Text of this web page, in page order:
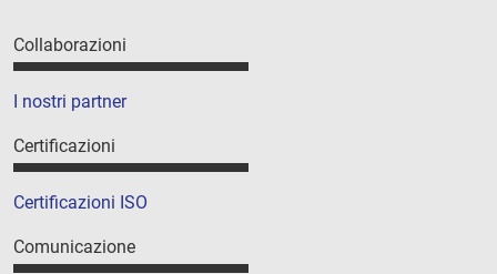
Collaborazioni
I nostri partner
Certificazioni
Certificazioni ISO
Comunicazione